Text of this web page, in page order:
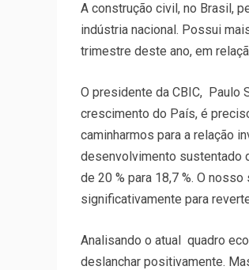
A construção civil, no Brasil,
indústria nacional. Possui
trimestre deste ano, em
O presidente da CBIC, Paulo
crescimento do País, é
caminharmos para a relação
desenvolvimento sustentado
de 20 % para 18,7 %. O
significativamente para
Analisando o atual quadro
deslanchar positivamente.